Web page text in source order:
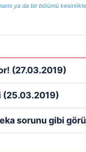
ya da bir bölümü
(27.03.2019)
(25.03.2019)
sorunu gibi